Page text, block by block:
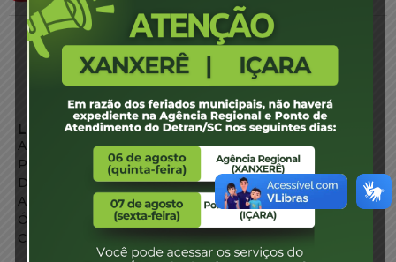
LINKS EXTERNOS
Agência de Notícias
Portal de Serviços
Diário Oficial
Acesso à Informação
Órgãos do Governo
Conheça SC